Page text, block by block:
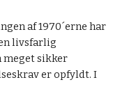
af 1970´erne har
livsfarlig
sikker
er opfyldt. I